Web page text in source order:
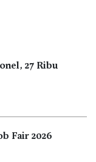
27 Ribu
Fair 2026